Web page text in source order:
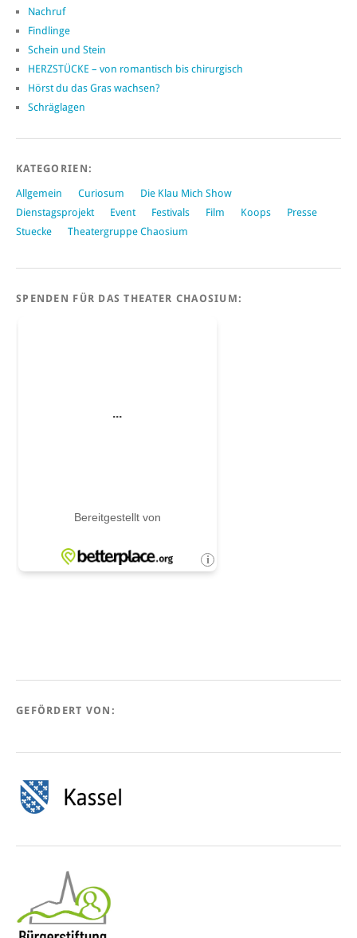
Nachruf
Findlinge
Schein und Stein
HERZSTÜCKE – von romantisch bis chirurgisch
Hörst du das Gras wachsen?
Schräglagen
KATEGORIEN:
Allgemein Curiosum
Die Klau Mich Show
Dienstagsprojekt
Event Festivals Film Koops
Presse
Stuecke
Theatergruppe Chaosium
SPENDEN FÜR DAS THEATER CHAOSIUM:
GEFÖRDERT VON: